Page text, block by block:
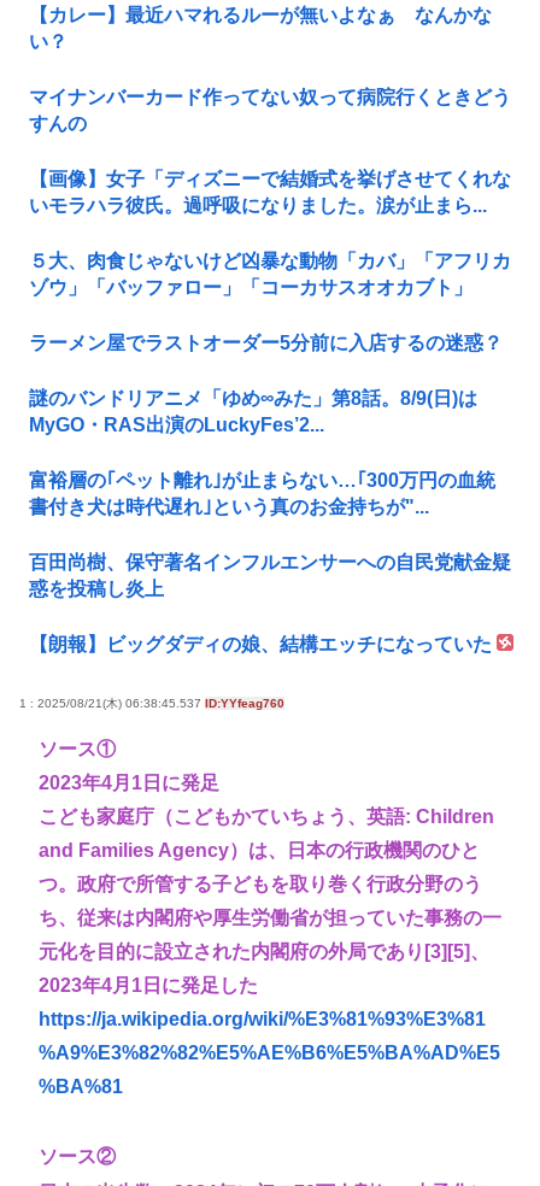
【カレー】最近ハマれるルーが無いよなぁ なんかな
い？
マイナンバーカード作ってない奴って病院行くときどう
すんの
【画像】女子「ディズニーで結婚式を挙げさせてくれな
いモラハラ彼氏。過呼吸になりました。涙が止まら...
５大、肉食じゃないけど凶暴な動物「カバ」「アフリカ
ゾウ」「バッファロー」「コーカサスオオカブト」
ラーメン屋でラストオーダー5分前に入店するの迷惑？
謎のバンドリアニメ「ゆめ∞みた」第8話。8/9(日)は
MyGO・RAS出演のLuckyFes’2...
富裕層の｢ペット離れ｣が止まらない…｢300万円の血統
書付き犬は時代遅れ｣という真のお金持ちが"...
百田尚樹、保守著名インフルエンサーへの自民党献金疑
惑を投稿し炎上
【朗報】ビッグダディの娘、結構エッチになっていた
1 : 2025/08/21(木) 06:38:45.537 ID:YYfeag760
ソース①
2023年4月1日に発足
こども家庭庁（こどもかていちょう、英語: Children
and Families Agency）は、日本の行政機関のひと
つ。政府で所管する子どもを取り巻く行政分野のう
ち、従来は内閣府や厚生労働省が担っていた事務の一
元化を目的に設立された内閣府の外局であり[3][5]、
2023年4月1日に発足した
https://ja.wikipedia.org/wiki/%E3%81%93%E3%81
%A9%E3%82%82%E5%AE%B6%E5%BA%AD%E5
%BA%81
ソース②